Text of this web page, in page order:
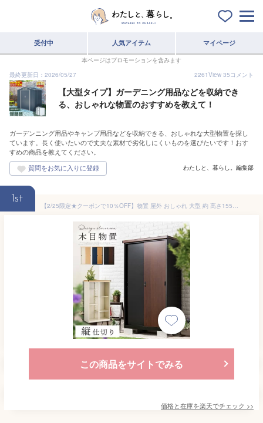
受付中 人気アイテム マイページ
本ページはプロモーションを含みます
最終更新日：2026/05/27
2261View 35コメント
【大型タイプ】ガーデニング用品などを収納でき
る、おしゃれな物置のおすすめを教えて！
ガーデンニング用品やキャンプ用品などを収納できる、おしゃれな大型物置を探し
ています。長く使いたいので丈夫な素材で劣化しにくいものを選びたいです！おす
すめの商品を教えてください。
わたしと、暮らし。編集部
1st
【2/25限定★クーポンで10％OFF】物置 屋外 おしゃれ 大型 約 高さ155 幅90 奥行50 スリム スチール 収納庫 スチール物置 マンション ベランダ 屋外物置 庭 鍵付き 木目 倉庫 金属製 屋外収納庫 アイボリー×ナチュラル/ネイビー×ナチュラル/ブラック×ブラウン LKG000035
この商品をサイトでみる
価格と在庫を楽天でチェック >>